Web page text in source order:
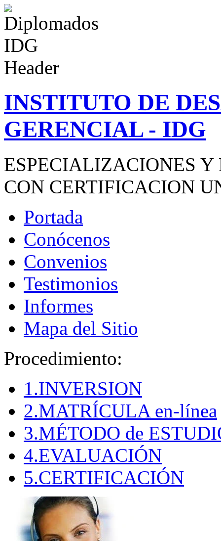
INSTITUTO DE
GERENCIAL - IDG
ESPECIALIZACIONES
CON CERTIFICACION
Portada
Conócenos
Convenios
Testimonios
Informes
Mapa del Sitio
Procedimiento:
1.INVERSION
2.MATRÍCULA en-línea
3.MÉTODO de
4.EVALUACIÓN
5.CERTIFICACIÓN